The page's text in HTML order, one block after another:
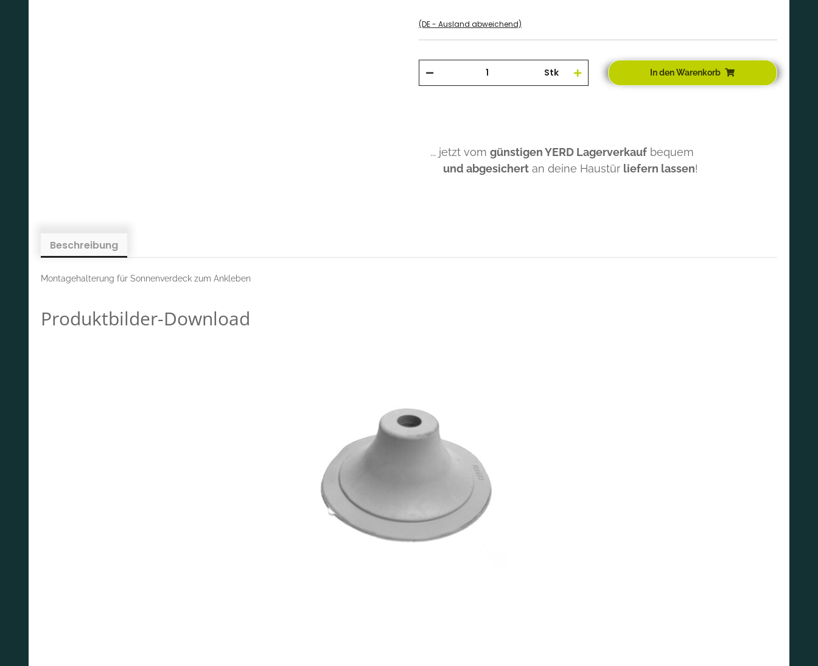
(DE - Ausland abweichend)
Stk In den Warenkorb
... jetzt vom günstigen YERD Lagerverkauf bequem
und abgesichert an deine Haustür liefern lassen!
Beschreibung
Montagehalterung für Sonnenverdeck zum Ankleben
Produktbilder-Download